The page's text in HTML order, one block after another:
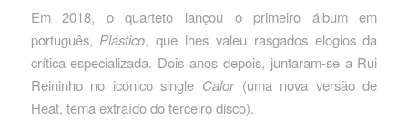
Em 2018, o quarteto lançou o primeiro álbum em
português,Plástico, que lhes valeu rasgados elogios da
crítica especializada. Dois anos depois, juntaram-se a Rui
Reininho no icónico single Calor(uma nova versão de
Heat, tema extraído do terceiro disco).